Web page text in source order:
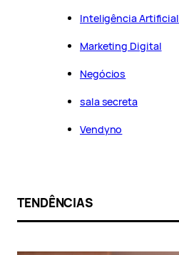
Inteligência Artificial
Marketing Digital
Negócios
sala secreta
Vendyno
TENDÊNCIAS